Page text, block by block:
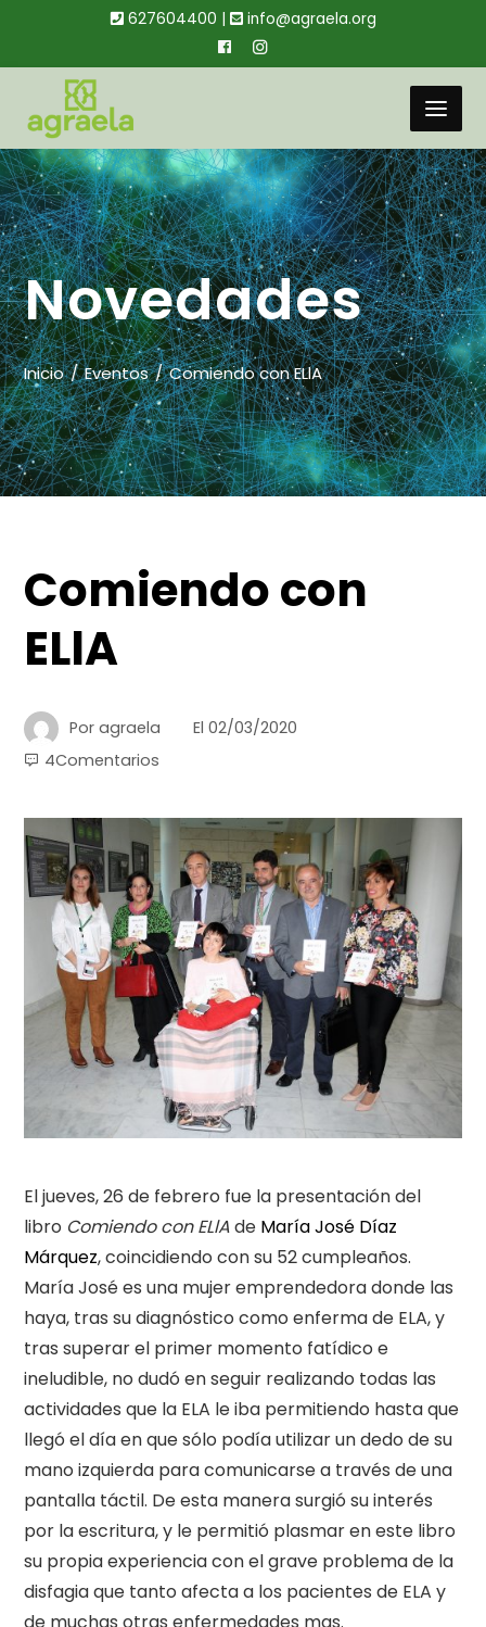
627604400 | info@agraela.org
Novedades
Inicio Eventos Comiendo con ELlA
Comiendo con
ELlA
Poragraela El02/03/2020
4Comentarios
El jueves, 26 de febrero fue la presentación del
libro Comiendo con ELlAde María José Díaz
Márquez, coincidiendo con su 52 cumpleaños.
María José es una mujer emprendedora donde las
haya, tras su diagnóstico como enferma de ELA, y
tras superar el primer momento fatídico e
ineludible, no dudó en seguir realizando todas las
actividades que la ELA le iba permitiendo hasta que
llegó el día en que sólo podía utilizar un dedo de su
mano izquierda para comunicarse a través de una
pantalla táctil. De esta manera surgió su interés
por la escritura, y le permitió plasmar en este libro
su propia experiencia con el grave problema de la
disfagia que tanto afecta a los pacientes de ELA y